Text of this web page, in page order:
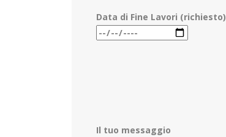
Data di Fine Lavori (richiesto)
Il tuo messaggio